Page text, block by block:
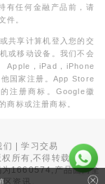
有任何金融产品前，请
件。
共享计算机登入您的交
或移动设备。我们不会
Apple，iPad，iPhone
国家注册。App Store
注册商标。Google徽
标或注册商标。
们 |学习交易
所有,不得转载
为1660574,产品面向全
资讯。